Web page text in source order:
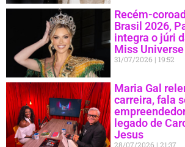
Recém-
Brasil 2026,
integra o júri
Miss Universe
31/07/2026 19:52
Maria Gal
carreira, fala
legado de
Jesus
28/07/2026 21:37